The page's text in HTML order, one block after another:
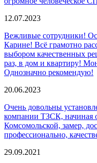
12.07.2023
Вежливые сотрудники!
Карине! Всё грамотно
выбором качественных
раз, в дом и квартиру!
Однозначно рекомендую!
20.06.2023
Очень довольны
компании ТЗСК, начиная
Комсомольской, замер,
профессионально,
29.09.2021